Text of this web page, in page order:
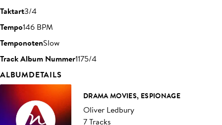
Taktart3/4
Tempo146 BPM
TemponotenSlow
Track Album Nummer1175/4
ALBUMDETAILS
DRAMA MOVIES, ESPIONAGE
Oliver Ledbury
7 Tracks